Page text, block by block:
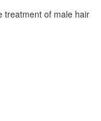
treatment of male hair